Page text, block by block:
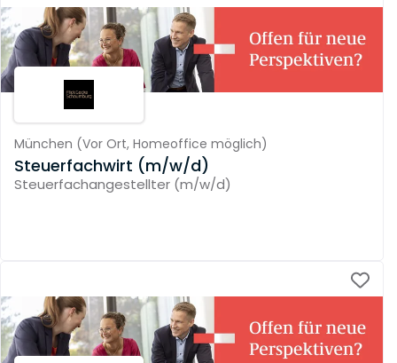
München (Vor Ort, Homeoffice möglich)
Steuerfachwirt (m/w/d)
Steuerfachangestellter (m/w/d)